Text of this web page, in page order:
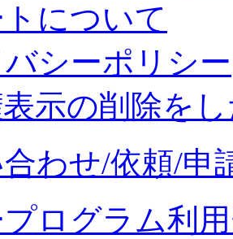
について
シーポリシー
示の削除を
わせ/依頼/申
ログラム利